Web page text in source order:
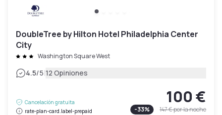
DoubleTree by Hilton Hotel Philadelphia Center
City
Washington Square West
4.5/5|12 Opiniones
Cancelación gratuita
rate-plan-card.label-prepaid
100 €
-33% 147 €por la noche